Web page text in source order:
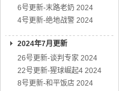
6号更新-末路老奶 2024
4号更新-绝地战警 2024
2024年7月更新
26号更新-谈判专家 2024
22号更新-猩球崛起4 2024
8号更新-和平饭店 2024